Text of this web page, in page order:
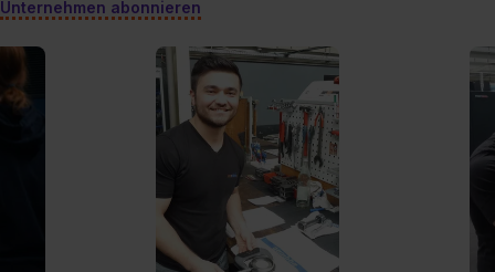
Unternehmen abonnieren